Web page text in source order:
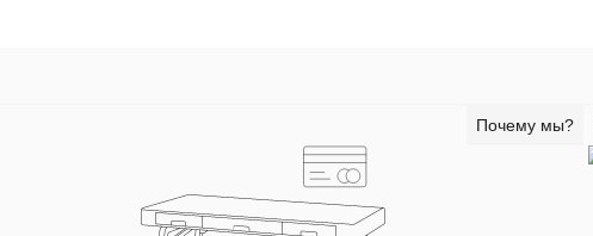
Почему мы?